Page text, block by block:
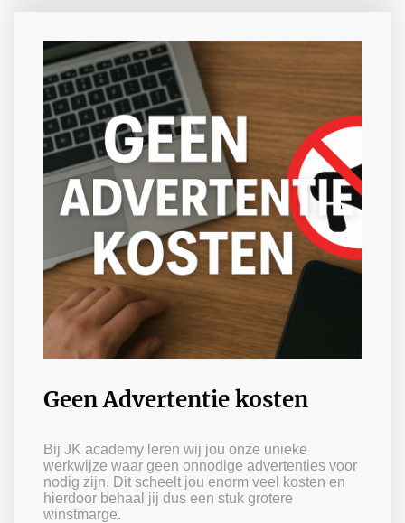
Geen Advertentie kosten
Bij JK academy leren wij jou onze unieke
werkwijze waar geen onnodige advertenties voor
nodig zijn. Dit scheelt jou enorm veel kosten en
hierdoor behaal jij dus een stuk grotere
winstmarge.